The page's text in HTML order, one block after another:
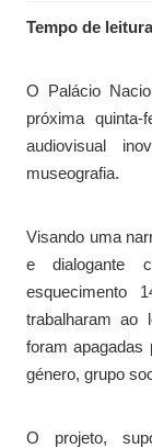
Tempo de
O Palácio
próxima
audiovisual
museografia.
Visando uma
e dialogante
esquecimento
trabalharam ao
foram apagadas
género, grupo
O projeto,